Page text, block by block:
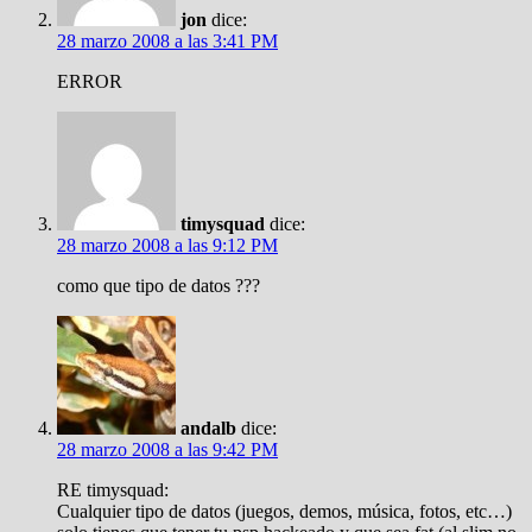
jon dice:
28 marzo 2008 a las 3:41 PM
ERROR
timysquad dice:
28 marzo 2008 a las 9:12 PM
como que tipo de datos ???
andalb dice:
28 marzo 2008 a las 9:42 PM
RE timysquad:
Cualquier tipo de datos (juegos, demos, música, fotos, etc…)